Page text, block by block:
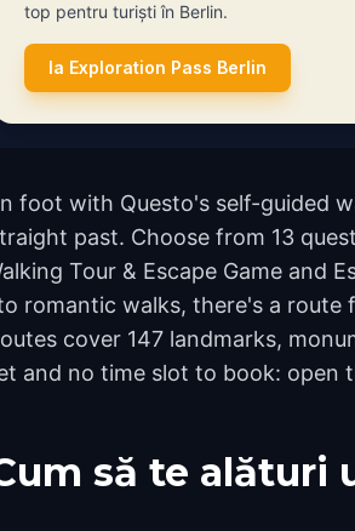
top pentru turiști în Berlin.
Ia Exploration Pass Berlin
foot with Questo's self-guided
past. Choose from 13
Tour & Escape Game and
romantic walks, there's a
cover 147 landmarks,
and no time slot to book: open
să te alături